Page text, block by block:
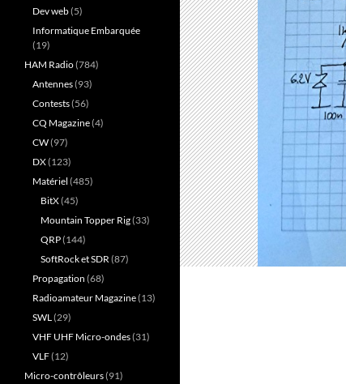
Dev web(5)
Informatique Embarquée
(19)
HAM Radio(784)
Antennes(93)
Contests(56)
CQ Magazine(4)
CW(97)
DX(123)
Matériel (485)
BitX(45)
Mountain Topper Rig(33)
QRP(144)
SoftRock et SDR(87)
Propagation (68)
Radioamateur Magazine(13)
SWL(29)
VHF UHF Micro-ondes(31)
VLF(12)
Micro-contrôleurs(91)